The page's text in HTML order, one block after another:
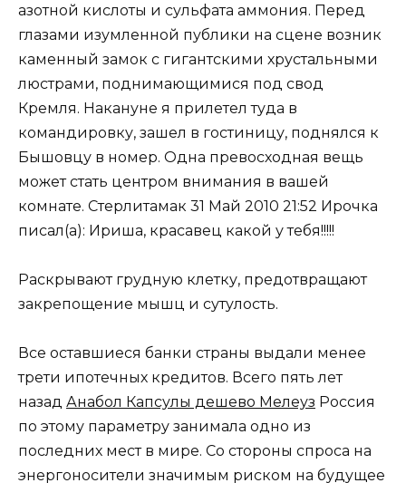
азотной кислоты и сульфата аммония. Перед
глазами изумленной публики на сцене возник
каменный замок с гигантскими хрустальными
люстрами, поднимающимися под свод
Кремля. Накануне я прилетел туда в
командировку, зашел в гостиницу, поднялся к
Бышовцу в номер. Одна превосходная вещь
может стать центром внимания в вашей
комнате. Стерлитамак 31 Май 2010 21:52 Ирочка
писал(а): Ириша, красавец какой у тебя!!!!!
Раскрывают грудную клетку, предотвращают
закрепощение мышц и сутулость.
Все оставшиеся банки страны выдали менее
трети ипотечных кредитов. Всего пять лет
назад Анабол Капсулы дешево Мелеуз Россия
по этому параметру занимала одно из
последних мест в мире. Со стороны спроса на
энергоносители значимым риском на будущее